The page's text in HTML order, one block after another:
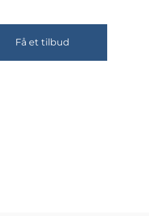
Få et tilbud